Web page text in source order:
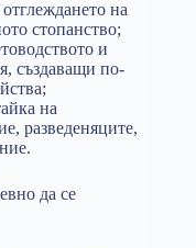
на
стопанство;
и
създаващи по-
на
разведеняците,
да се